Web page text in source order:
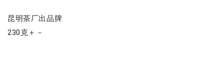
昆明茶厂出品牌
230克＋－